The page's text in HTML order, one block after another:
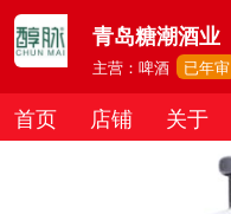
青岛糖潮酒业
主营：啤酒 已年审
首页 店铺 关于